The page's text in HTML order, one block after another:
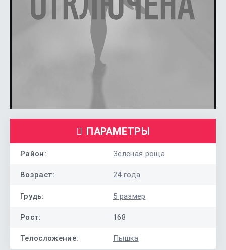
ПАРАМЕТРЫ
Район: Зеленая роща
Возраст: 24 года
Грудь: 5 размер
Рост: 168
Телосложение: Пышка